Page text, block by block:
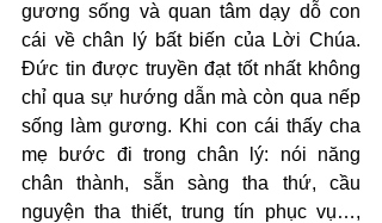
gương sống và quan tâm dạy dỗ con
cái về chân lý bất biến của Lời Chúa.
Đức tin được truyền đạt tốt nhất không
chỉ qua sự hướng dẫn mà còn qua nếp
sống làm gương. Khi con cái thấy cha
mẹ bước đi trong chân lý: nói năng
chân thành, sẵn sàng tha thứ, cầu
nguyện tha thiết, trung tín phục vụ…,